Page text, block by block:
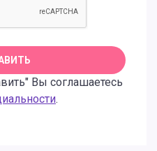
Вы соглашаетесь
.